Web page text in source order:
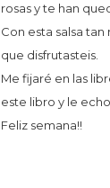
rosas y te han
Con esta salsa
que disfrutasteis.
Me fijaré en las
este libro y le echo
Feliz semana!!